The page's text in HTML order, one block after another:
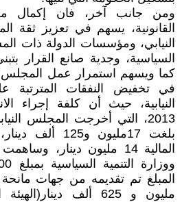
ومن جانب آخر، فان إكمال
القانونية، يسهم في تعزيز ثقة
النيابي، ومؤسسات الدولة ذات
السياسية، وجدية صانع القرار
كما ويسهم استمرار عمل المجلس
في تخفيض النفقات المترتبة
النيابية، حيث أن كلفة إجراء
2013، التي أخرجت المجلس
بلغت 17مليون
المالية 14 مليون دينار،
مليون و 625 ألف